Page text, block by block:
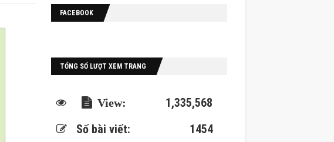
FACEBOOK
TỔNG SỐ LƯỢT XEM TRANG
1,335,568
Số bài viết:
1454